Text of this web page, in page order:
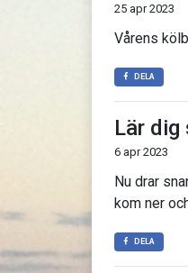
25 apr 2023
Vårens
DELA
Lär dig
6 apr 2023
Nu drar
kom ner
DELA